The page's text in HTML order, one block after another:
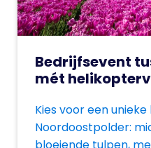
Bedrijfsevent
mét
Kies voor een
Noordoostpolder:
bloeiende tulpen,